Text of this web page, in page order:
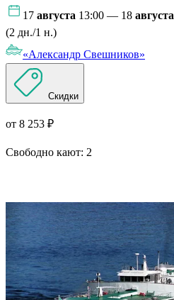
17 августа 13:00 — 18 августа
(2 дн./1 н.)
«Александр Свешников»
Скидки
от 8 253 ₽
Свободно кают: 2